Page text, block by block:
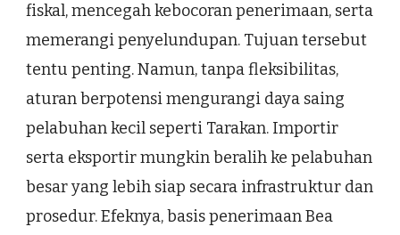
fiskal, mencegah kebocoran penerimaan, serta
memerangi penyelundupan. Tujuan tersebut
tentu penting. Namun, tanpa fleksibilitas,
aturan berpotensi mengurangi daya saing
pelabuhan kecil seperti Tarakan. Importir
serta eksportir mungkin beralih ke pelabuhan
besar yang lebih siap secara infrastruktur dan
prosedur. Efeknya, basis penerimaan Bea